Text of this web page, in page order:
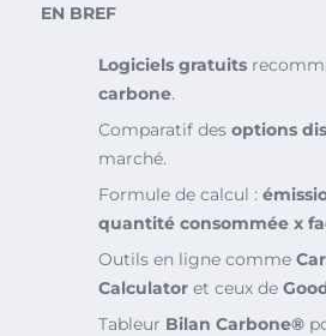
EN BREF
Logiciels gratuits
carbone.
Comparatif des options
marché.
Formule de calcul :
quantité consommée x
Outils en ligne comme
Calculator et ceux de
Tableur Bilan Carbone®